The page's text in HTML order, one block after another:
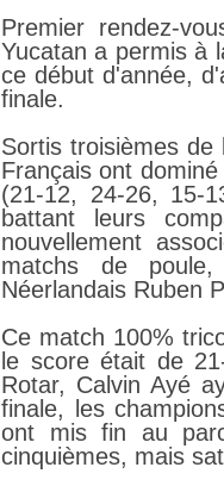
Premier rendez-
Yucatan a permis à
ce début d'année,
finale.
Sortis troisièmes
Français ont
(21-12, 24-26, 15-
battant leurs
nouvellement
matchs de
Néerlandais Ruben
Ce match 100%
le score était de
Rotar, Calvin Ayé
finale, les
ont mis fin au
cinquièmes, mais